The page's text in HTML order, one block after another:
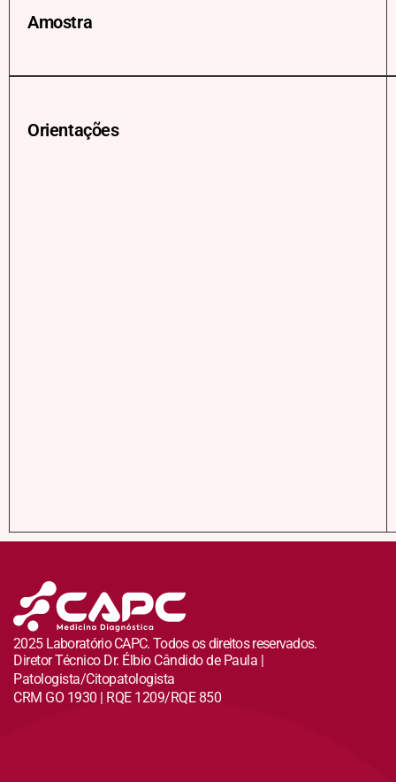
Amostra
Orientações
2025 Laboratório CAPC. Todos os direitos reservados.
Diretor Técnico Dr. Élbio Cândido de Paula |
Patologista/Citopatologista
CRM GO 1930 | RQE 1209/RQE 850